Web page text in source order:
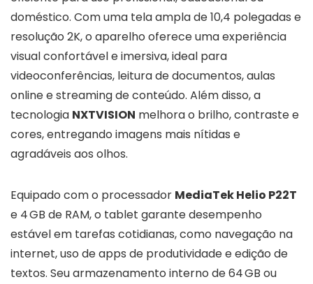
doméstico. Com uma tela ampla de 10,4 polegadas e
resolução 2K, o aparelho oferece uma experiência
visual confortável e imersiva, ideal para
videoconferências, leitura de documentos, aulas
online e streaming de conteúdo. Além disso, a
tecnologia NXTVISION melhora o brilho, contraste e
cores, entregando imagens mais nítidas e
agradáveis aos olhos.
Equipado com o processador MediaTek Helio P22T
e 4 GB de RAM, o tablet garante desempenho
estável em tarefas cotidianas, como navegação na
internet, uso de apps de produtividade e edição de
textos. Seu armazenamento interno de 64 GB ou